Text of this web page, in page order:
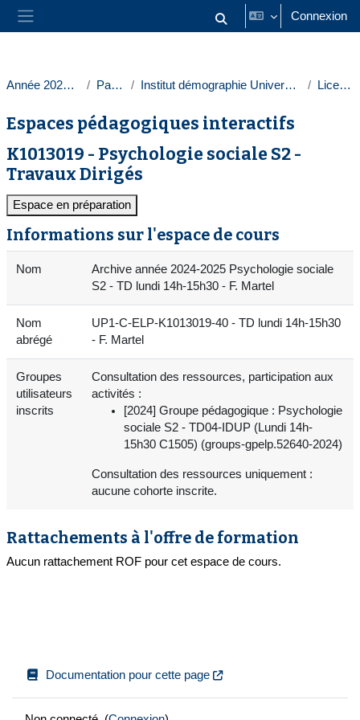
Passer au contenu principal
Panneau latéral Activer/désactiver la saisie
Connexion
Année 2024-2025 Paris 1 Institut démographie Université Paris 1 Licences
Espaces pédagogiques interactifs
K1013019 - Psychologie sociale S2 -
Travaux Dirigés
Espace en préparation
Informations sur l'espace de cours
Nom
Archive année 2024-2025 Psychologie sociale
S2 - TD lundi 14h-15h30 - F. Martel
Nom
abrégé
UP1-C-ELP-K1013019-40 - TD lundi 14h-15h30
- F. Martel
Groupes
utilisateurs
inscrits
Consultation des ressources, participation aux
activités :
[2024] Groupe pédagogique : Psychologie
sociale S2 - TD04-IDUP (Lundi 14h-
15h30 C1505) (groups-gpelp.52640-2024)
Consultation des ressources uniquement :
aucune cohorte inscrite.
Rattachements à l'offre de formation
Aucun rattachement ROF pour cet espace de cours.
Documentation pour cette page